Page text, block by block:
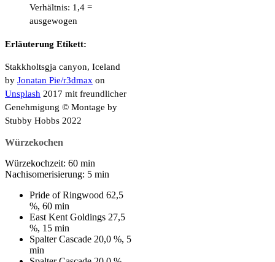
Verhältnis: 1,4 =
ausgewogen
Erläuterung Etikett:
Stakkholtsgja canyon, Iceland
by Jonatan Pie/r3dmax on
Unsplash 2017 mit freundlicher
Genehmigung © Montage by
Stubby Hobbs 2022
Würzekochen
Würzekochzeit: 60 min
Nachisomerisierung: 5 min
Pride of Ringwood 62,5
%, 60 min
East Kent Goldings 27,5
%, 15 min
Spalter Cascade 20,0 %, 5
min